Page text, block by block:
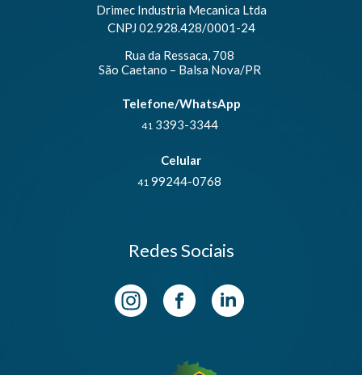
Drimec Industria Mecanica Ltda
CNPJ 02.928.428/0001-24
Rua da Ressaca, 708
São Caetano – Balsa Nova/PR
Telefone/WhatsApp
41 3393-3344
Celular
41 99244-0768
Redes Sociais